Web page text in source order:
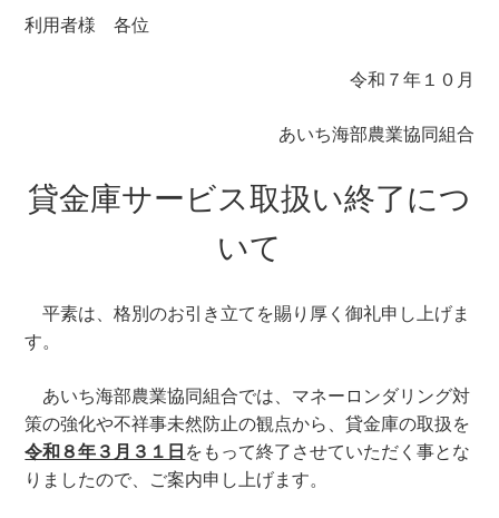
利用者様 各位
令和７年１０月
あいち海部農業協同組合
貸金庫サービス取扱い終了につ
いて
平素は、格別のお引き立てを賜り厚く御礼申し上げま
す。
あいち海部農業協同組合では、マネーロンダリング対
策の強化や不祥事未然防止の観点から、貸金庫の取扱を
令和８年３月３１日 をもって終了させていただく事とな
りましたので、ご案内申し上げます。